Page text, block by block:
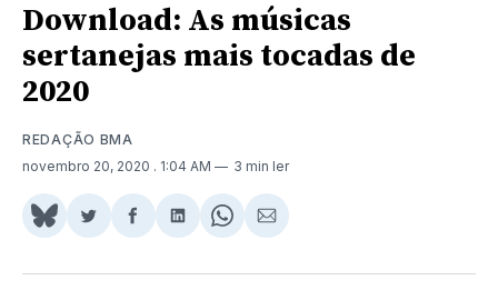
Download: As músicas
sertanejas mais tocadas de
2020
REDAÇÃO BMA
novembro 20, 2020 . 1:04 AM 3 min ler
Share
BlueSky
Compartilhar
Twitter
Compartilhar
Facebook
Compartilhar
LinkedIn
Share
WhatsApp
Compartilhar
Email